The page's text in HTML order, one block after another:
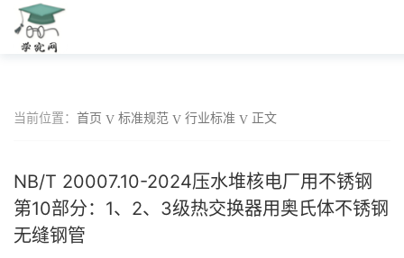
当前位置： 首页 标准规范 行业标准 正文
NB/T 20007.10-2024压水堆核电厂用不锈钢
第10部分：1、2、3级热交换器用奥氏体不锈钢
无缝钢管